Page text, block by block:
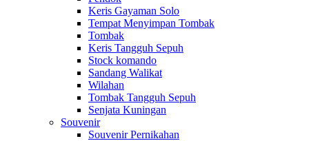
Keris Gayaman Solo
Tempat Menyimpan Tombak
Tombak
Keris Tangguh Sepuh
Stock komando
Sandang Walikat
Wilahan
Tombak Tangguh Sepuh
Senjata Kuningan
Souvenir
Souvenir Pernikahan